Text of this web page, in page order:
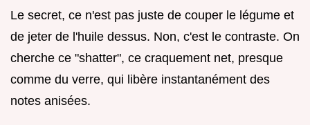
Le secret, ce n'est pas juste de couper le légume et
de jeter de l'huile dessus. Non, c'est le contraste. On
cherche ce "shatter", ce craquement net, presque
comme du verre, qui libère instantanément des
notes anisées.